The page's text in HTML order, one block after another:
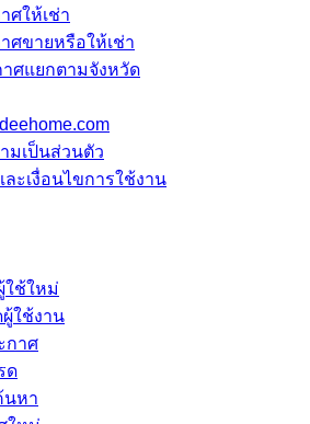
ศให้เช่า
ศขายหรือให้เช่า
ศแยกตามจังหวัด
มเป็นส่วนตัว
ะเงื่อนไขการใช้งาน
ใช้ใหม่
ผู้ใช้งาน
กาศ
ด
นหา